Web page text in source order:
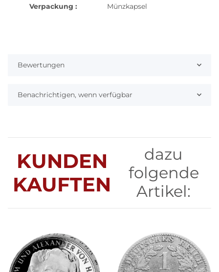
Verpackung : Münzkapsel
Bewertungen
Benachrichtigen, wenn verfügbar
KUNDEN
KAUFTEN
dazu
folgende
Artikel: